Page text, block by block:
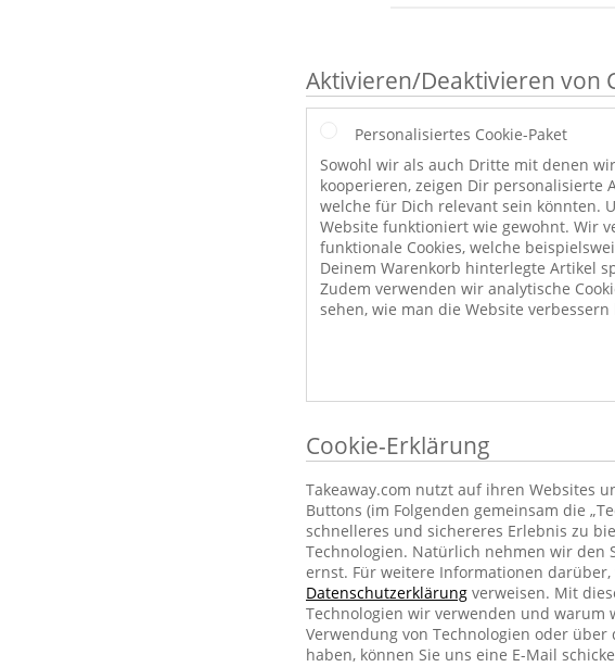
Aktivieren/Deaktivieren von
Personalisiertes Cookie-Paket
Sowohl wir als auch Dritte mit denen wir
kooperieren, zeigen Dir personalisierte
welche für Dich relevant sein könnten.
Website funktioniert wie gewohnt. Wir
funktionale Cookies, welche
Deinem Warenkorb hinterlegte Artikel
Zudem verwenden wir analytische
sehen, wie man die Website verbessern
Cookie-Erklärung
Takeaway.com nutzt auf ihren Websites
Buttons (im Folgenden gemeinsam die
schnelleres und sichereres Erlebnis zu
Technologien. Natürlich nehmen wir den
ernst. Für weitere Informationen
Datenschutzerklärung verweisen. Mit
Technologien wir verwenden und warum
Verwendung von Technologien oder
haben, können Sie uns eine E-Mail